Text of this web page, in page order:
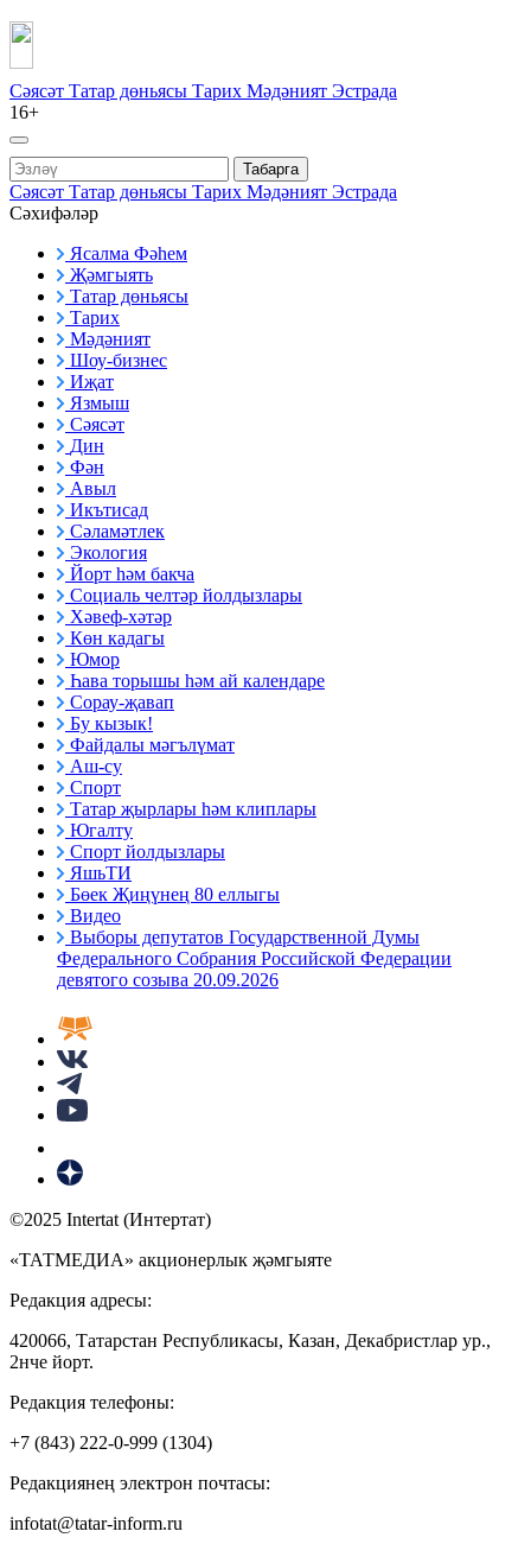
Сәясәт Татар дөньясы Тарих Мәдәният Эстрада
16+
Табарга
Сәясәт Татар дөньясы Тарих Мәдәният Эстрада
Сәхифәләр
Ясалма Фәһем
Җәмгыять
Татар дөньясы
Тарих
Мәдәният
Шоу-бизнес
Иҗат
Язмыш
Сәясәт
Дин
Фән
Авыл
Икътисад
Сәламәтлек
Экология
Йорт һәм бакча
Социаль челтәр йолдызлары
Хәвеф-хәтәр
Көн кадагы
Юмор
Һава торышы һәм ай календаре
Сорау-җавап
Бу кызык!
Файдалы мәгълүмат
Аш-су
Спорт
Татар җырлары һәм клиплары
Югалту
Спорт йолдызлары
ЯшьТИ
Бөек Җиңүнең 80 еллыгы
Видео
Выборы депутатов Государственной Думы
Федерального Собрания Российской Федерации
девятого созыва 20.09.2026
©2025 Intertat (Интертат)
«ТАТМЕДИА» акционерлык җәмгыяте
Редакция адресы:
420066, Татарстан Республикасы, Казан, Декабристлар ур.,
2нче йорт.
Редакция телефоны:
+7 (843) 222-0-999 (1304)
Редакциянең электрон почтасы:
infotat@tatar-inform.ru